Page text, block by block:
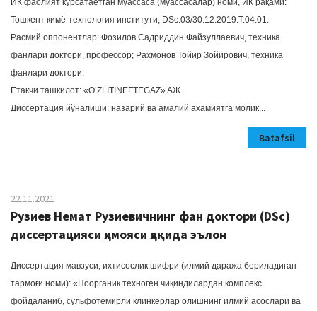
ИК фаолият кўрсатаётган муассаса (муассасалар) номи, ИК рақами:
Тошкент кимё-технология институти, DSc.03/30.12.2019.Т.04.01.
Расмий оппонентлар: Фозилов Садриддин Файзуллаевич, техника
фанлари доктори, профессор; Рахмонов Тойир Зойирович, техника
фанлари доктори.
Етакчи ташкилот: «O’ZLITINEFTEGAZ» AЖ.
Диссертация йўналиши: назарий ва амалий аҳамиятга молик...
Batafsil
22.11.2021
Рузиев Немат Рузиевичнинг фан доктори (DSc)
диссертацияси ҳимояси ҳақида эълон
Диссертация мавзуси, ихтисослик шифри (илмий даража бериладиган
тармоғи номи): «Ноорганик техноген чиқиндилардан комплекс
фойдаланиб, сульфотемирли клинкерлар олишнинг илмий асослари ва